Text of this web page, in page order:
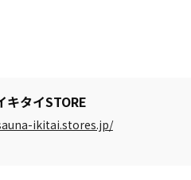
キタイSTORE
ikitai.stores.jp/